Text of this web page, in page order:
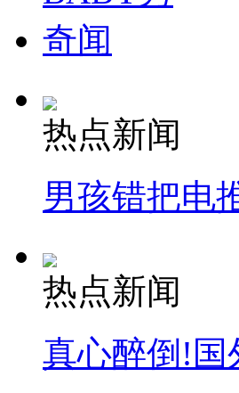
奇闻
热点新闻
男孩错把电
热点新闻
真心醉倒!国